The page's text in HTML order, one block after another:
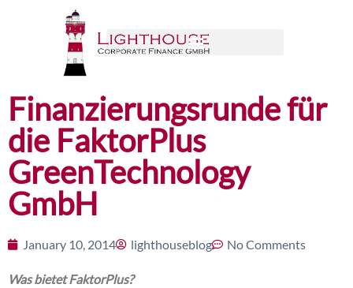
Finanzierungsrunde für
die FaktorPlus
GreenTechnology
GmbH
January 10, 2014 lighthouseblog No Comments
Was bietet FaktorPlus?